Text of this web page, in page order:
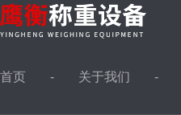
首页 关于我们